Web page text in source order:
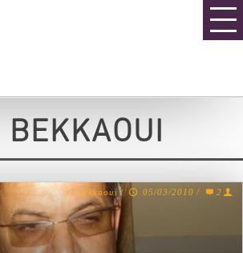
el bekkaoui / 05/03/2010 / 2